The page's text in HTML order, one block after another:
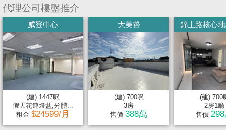
代理公司樓盤推介
威登中心
(建) 1447呎
假天花連燈盆,分體...
租金 $24599/月
大美督
(建) 700呎
3房
售價 388萬
錦上路核心
(建) 700
2房1廳
售價